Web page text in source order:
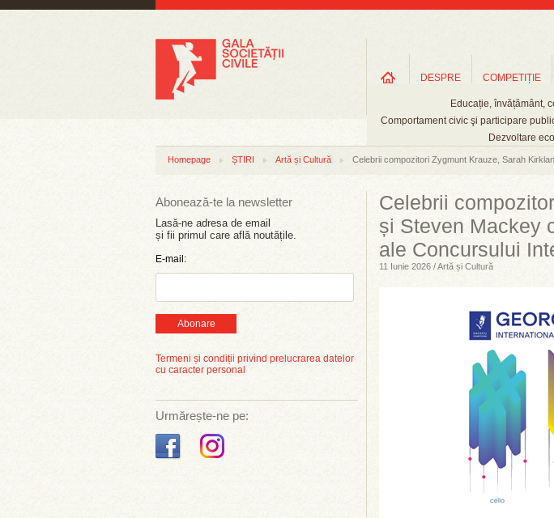
DESPRE COMPETIȚIE
Educație, învățământ,
Comportament civic şi participare
Dezvoltare
Homepage ȘTIRI Artă și Cultură Celebrii compozitori Zygmunt Krauze, Sarah
Abonează-te la newsletter
Lasă-ne adresa de email
și fii primul care află noutățile.
E-mail:
Abonare
Termeni și condiții privind prelucrarea datelor
cu caracter personal
Urmărește-ne pe:
Celebrii
și Steven Mackey
ale Concursului
11 Iunie 2026 / Artă și Cultură